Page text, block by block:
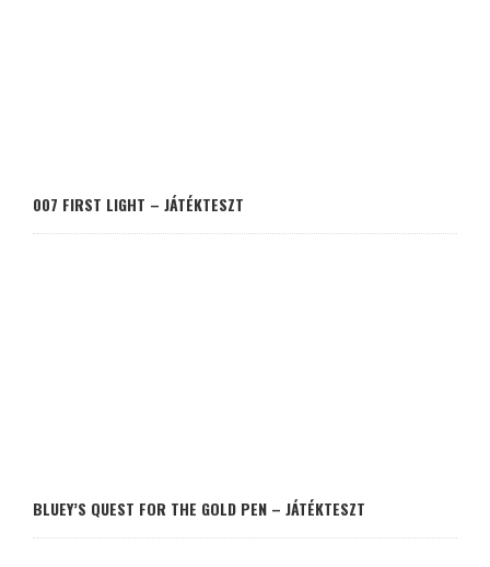
007 FIRST LIGHT – JÁTÉKTESZT
BLUEY’S QUEST FOR THE GOLD PEN – JÁTÉKTESZT